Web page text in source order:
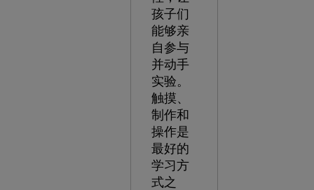
孩子们
能够亲
自参与
并动手
实验。
触摸、
制作和
操作是
最好的
学习方
式之